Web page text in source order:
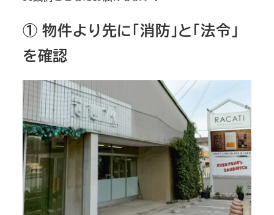
① 物件より先に「消防」と「法令」
を確認